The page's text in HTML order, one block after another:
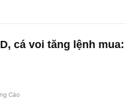
cá voi tăng lệnh mua:
Cáo